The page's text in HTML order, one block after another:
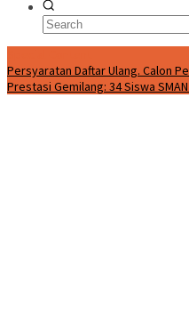
Persyaratan Daftar Ulang. Calon
Prestasi Gemilang: 34 Siswa